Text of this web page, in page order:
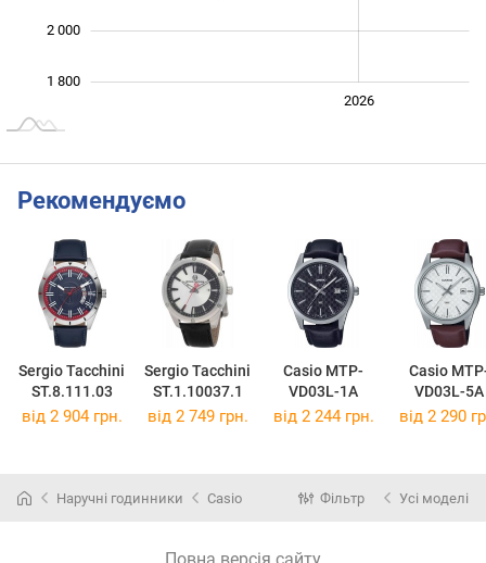
1 800
2 000
2026
Рекомендуємо
Sergio Tacchini
ST.8.111.03
Sergio Tacchini
ST.1.10037.1
Casio MTP-
VD03L-1A
Casio
VD03L-5A
від 2 904 грн. від 2 749 грн. від 2 244 грн. від 2 290
Наручні годинники Casio Фільтр Усі моделі